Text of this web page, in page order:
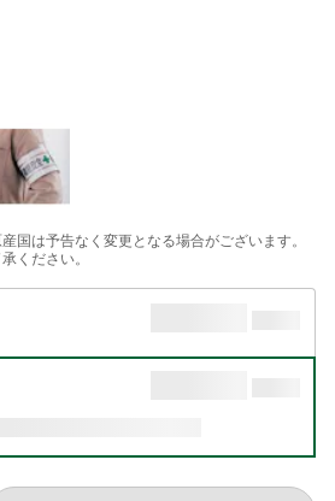
国は予告なく変更となる場合がございます。
ください。